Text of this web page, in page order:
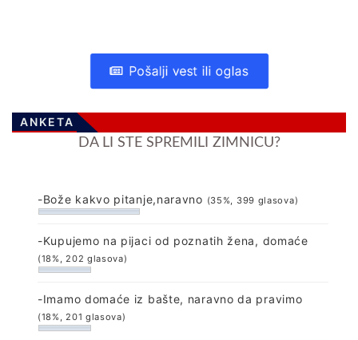
Pošalji vest ili oglas
ANKETA
DA LI STE SPREMILI ZIMNICU?
-Bože kakvo pitanje,naravno (35%, 399 glasova)
-Kupujemo na pijaci od poznatih žena, domaće
(18%, 202 glasova)
-Imamo domaće iz bašte, naravno da pravimo
(18%, 201 glasova)